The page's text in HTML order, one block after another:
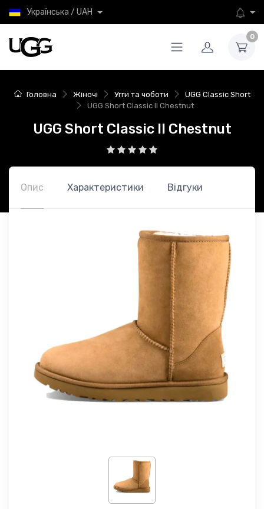
Українська / UAH
0
Головна Жіночі Угги та чоботи
UGG Classic Short
UGG Short Classic II Chestnut
UGG Short Classic II Chestnut
Опис Характеристики Відгуки